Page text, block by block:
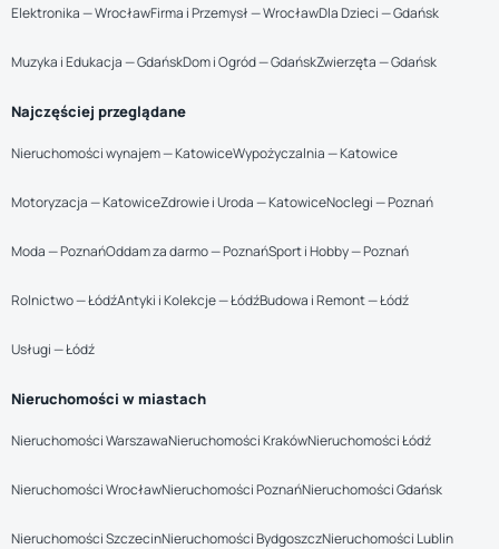
Elektronika — WrocławFirma i Przemysł — WrocławDla Dzieci — Gdańsk
Muzyka i Edukacja — GdańskDom i Ogród — GdańskZwierzęta — Gdańsk
Najczęściej przeglądane
Nieruchomości wynajem — KatowiceWypożyczalnia — Katowice
Motoryzacja — KatowiceZdrowie i Uroda — KatowiceNoclegi — Poznań
Moda — PoznańOddam za darmo — PoznańSport i Hobby — Poznań
Rolnictwo — ŁódźAntyki i Kolekcje — ŁódźBudowa i Remont — Łódź
Usługi — Łódź
Nieruchomości w miastach
Nieruchomości WarszawaNieruchomości KrakówNieruchomości Łódź
Nieruchomości WrocławNieruchomości PoznańNieruchomości Gdańsk
Nieruchomości SzczecinNieruchomości BydgoszczNieruchomości Lublin